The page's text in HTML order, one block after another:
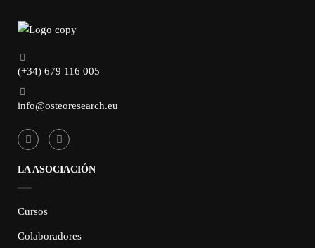
(+34) 679 116 005
info@osteoresearch.eu
LA ASOCIACIÓN
Cursos
Colaboradores